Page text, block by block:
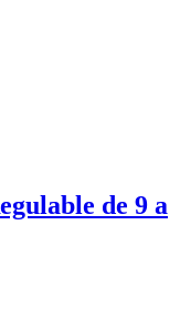
de 9 a